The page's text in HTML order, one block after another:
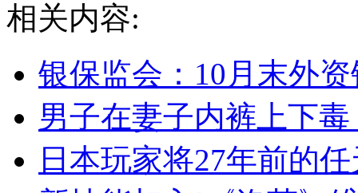
相关内容:
银保监会：10月末外
男子在妻子内裤上下
日本玩家将27年前的